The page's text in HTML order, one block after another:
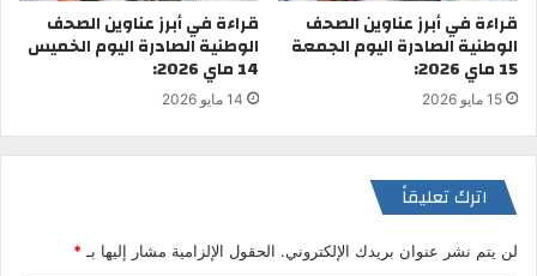
قراءة في أبرز عناوين الصحف
الوطنية الصادرة اليوم الجمعة
15 ماي 2026:
15 مايو 2026
قراءة في أبرز عناوين الصحف
الوطنية الصادرة اليوم الخميس
14 ماي 2026:
14 مايو 2026
اترك تعليقاً
لن يتم نشر عنوان بريدك الإلكتروني. الحقول الإلزامية مشار إليها بـ*